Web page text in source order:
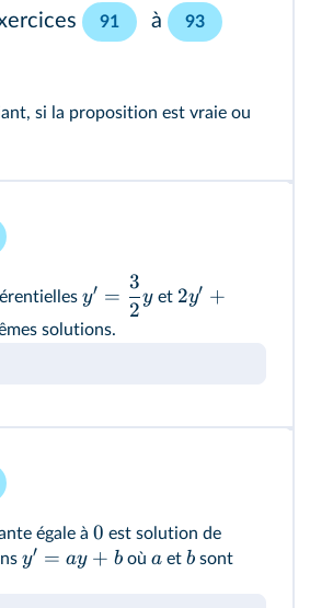
91 à 93
si la proposition est vraie ou
y′ =
2
3
yet 2y′ +
solutions.
égale à 0 est solution de
y′ = ay + boù aet bsont